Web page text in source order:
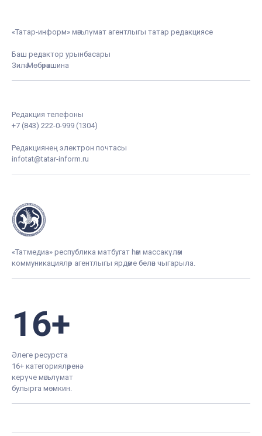
«Татар-информ» мәгълүмат агентлыгы татар редакциясе
Баш редактор урынбасары
Зилә Мөбәрәкшина
Редакция телефоны
+7 (843) 222-0-999 (1304)
Редакциянең электрон почтасы
infotat@tatar-inform.ru
«Татмедиа» республика матбугат һәм массакүләм
коммуникацияләр агентлыгы ярдәме белән чыгарыла.
16+
Әлеге ресурста
16+ категорияләренә
керүче мәгълүмат
булырга мөмкин.